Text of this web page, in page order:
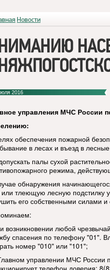
Новости
2016
управления МЧС России
обеспечения пожарной
в лесах и въезд в
палы сухой
режима,
обнаружения
тлеющую лесную подстилку
его собственными силами
возникновении любой
спасения по телефону "01".
номер "010" или "101";
управлении МЧС России
телефон доверия: